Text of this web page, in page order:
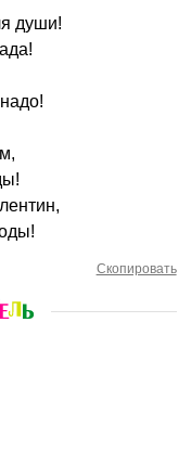
души!
Скопировать